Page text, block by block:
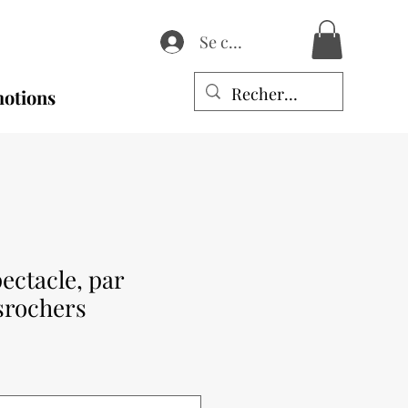
Se connecter
par